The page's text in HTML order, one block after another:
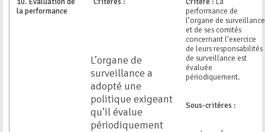
la performance
L’organe de
surveillance a
adopté une
politique exigeant
qu’il évalue
périodiquement
performance de
l’organe de surveillance
et de ses comités
concernant l’exercice
de leurs responsabilités
de surveillance est
évaluée
périodiquement.
Sous-critères :